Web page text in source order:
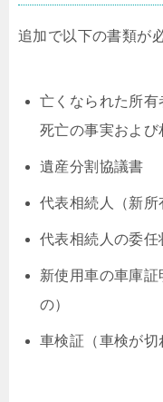
追加で以下の書類が
亡くなられた所
死亡の事実および
遺産分割協議書
代表相続人（新
代表相続人の委任
新使用車の車庫
の）
車検証（車検が切